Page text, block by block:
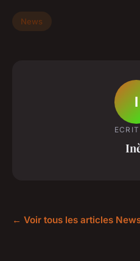
News
I
← Voir tous les articles